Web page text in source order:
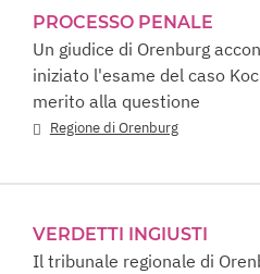
PROCESSO PENALE
Un giudice di Orenburg
iniziato l'esame del caso
merito alla questione
Regione di Orenburg
VERDETTI INGIUSTI
Il tribunale regionale di